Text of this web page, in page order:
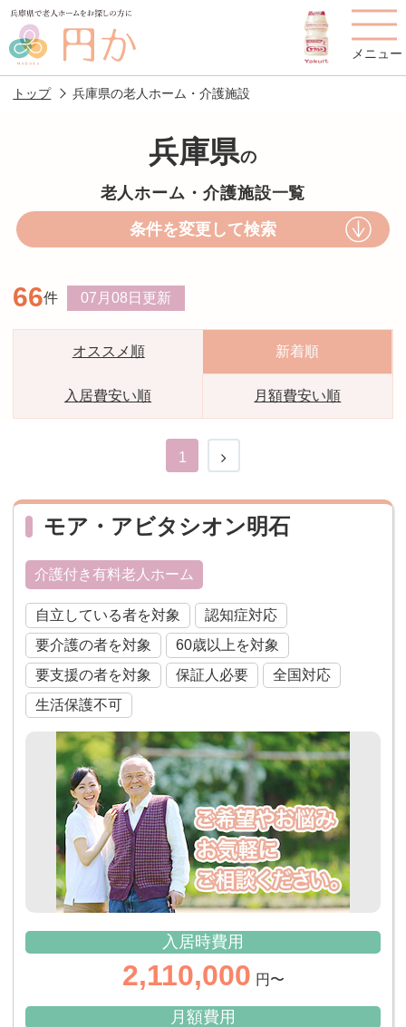
メニュー
老人ホームを
円かについて 費用について
老人ホームの種類
スタッフ紹介
おすすめ施設特集 施設関係者の方へ
トップ 兵庫県の老人ホーム・介護施設
兵庫県の
老人ホーム・介護施設一覧
条件を変更して検索
66件 07月08日 更新
オススメ順 新着順
入居費安い順 月額費安い順
1
モア・アビタシオン明石
介護付き有料老人ホーム
自立している者を対象
認知症対応
要介護の者を対象
60歳以上を対象
要支援の者を対象
保証人必要
全国対応
生活保護不可
入居時費用
2,110,000 円〜
月額費用